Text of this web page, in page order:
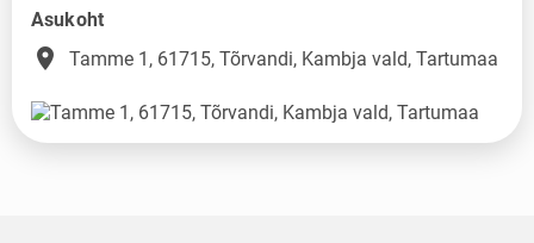
Asukoht
place Tamme 1, 61715, Tõrvandi, Kambja vald, Tartumaa